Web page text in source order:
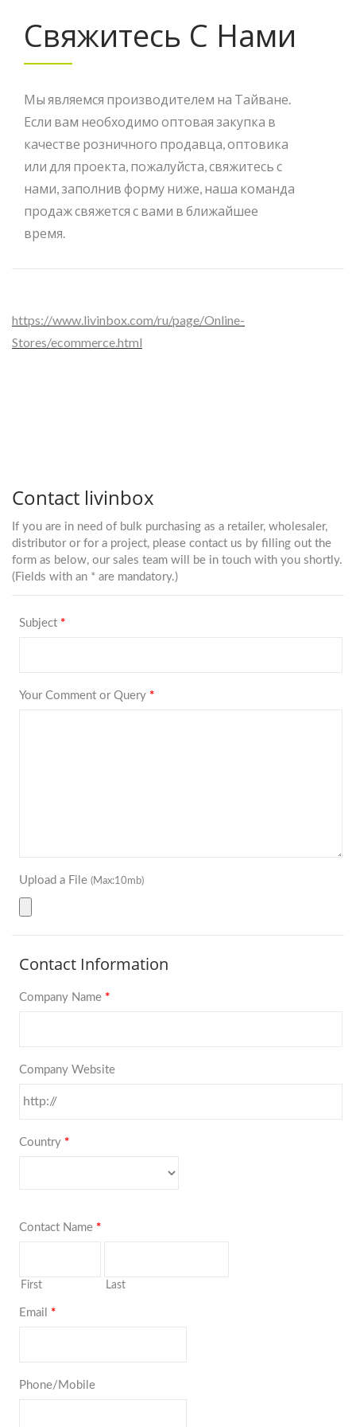
Свяжитесь С Нами
Мы являемся производителем на Тайване.
Если вам необходимо оптовая закупка в
качестве розничного продавца, оптовика
или для проекта, пожалуйста, свяжитесь с
нами, заполнив форму ниже, наша команда
продаж свяжется с вами в ближайшее
время.
https://www.livinbox.com/ru/page/Online-
Stores/ecommerce.html